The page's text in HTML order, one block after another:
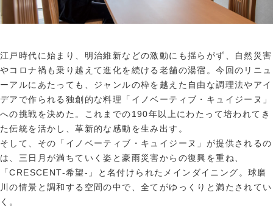
江戸時代に始まり、明治維新などの激動にも揺らがず、自然災害
やコロナ禍も乗り越えて進化を続ける老舗の湯宿。今回のリニュ
ーアルにあたっても、ジャンルの枠を越えた自由な調理法やアイ
デアで作られる独創的な料理「イノベーティブ・キュイジーヌ」
への挑戦を決めた。これまでの190年以上にわたって培われてき
た伝統を活かし、革新的な感動を生み出す。
そして、その「イノベーティブ・キュイジーヌ」が提供されるの
は、三日月が満ちていく姿と豪雨災害からの復興を重ね、
「CRESCENT-希望-」と名付けられたメインダイニング。球磨
川の情景と調和する空間の中で、全てがゆっくりと満たされてい
く。